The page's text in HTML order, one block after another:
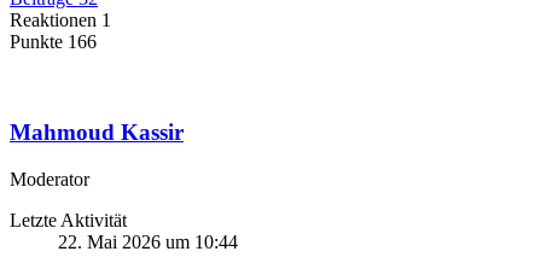
Reaktionen 1
Punkte 166
Mahmoud Kassir
Moderator
Letzte Aktivität
22. Mai 2026 um 10:44